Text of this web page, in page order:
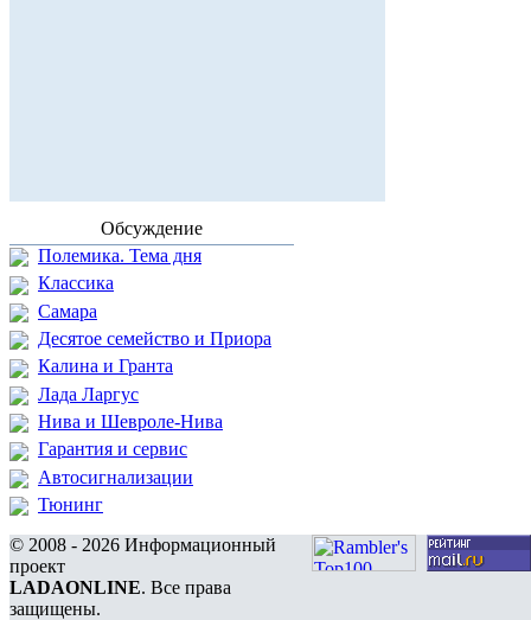
Обсуждение
Полемика. Тема дня
Классика
Самара
Десятое семейство и Приора
Калина и Гранта
Лада Ларгус
Нива и Шевроле-Нива
Гарантия и сервис
Автосигнализации
Тюнинг
© 2008 - 2026 Информационный
проект
LADAONLINE. Все права
защищены.